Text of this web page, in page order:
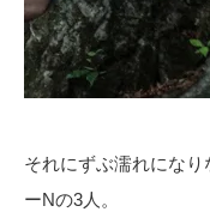
それにずぶ濡れにな
ーNの3人。